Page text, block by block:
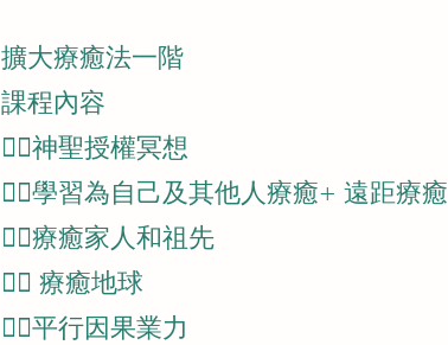
擴大療癒法一階
課程內容
👉🏼神聖授權冥想
👉🏼學習為自己及其他人療癒+ 遠距療癒
👉🏼療癒家人和祖先
👉🏼 療癒地球
👉🏼平行因果業力